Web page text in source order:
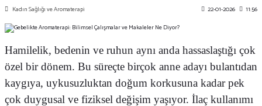
Kadın Sağlığı ve Aromaterapi 22-01-2026 11:56
Hamilelik, bedenin ve ruhun aynı anda hassaslaştığı çok
özel bir dönem. Bu süreçte birçok anne adayı bulantıdan
kaygıya, uykusuzluktan doğum korkusuna kadar pek
çok duygusal ve fiziksel değişim yaşıyor. İlaç kullanımı